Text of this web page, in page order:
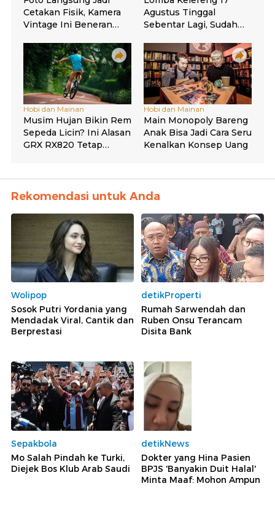
Rekomendasi untuk Anda
Wolipop
Sosok Putri Yordania yang
Mendadak Viral, Cantik dan
Berprestasi
detikProperti
Rumah Sarwendah dan
Ruben Onsu Terancam
Disita Bank
Sepakbola
Mo Salah Pindah ke Turki,
Diejek Bos Klub Arab Saudi
detikNews
Dokter yang Hina Pasien
BPJS 'Banyakin Duit Halal'
Minta Maaf: Mohon Ampun